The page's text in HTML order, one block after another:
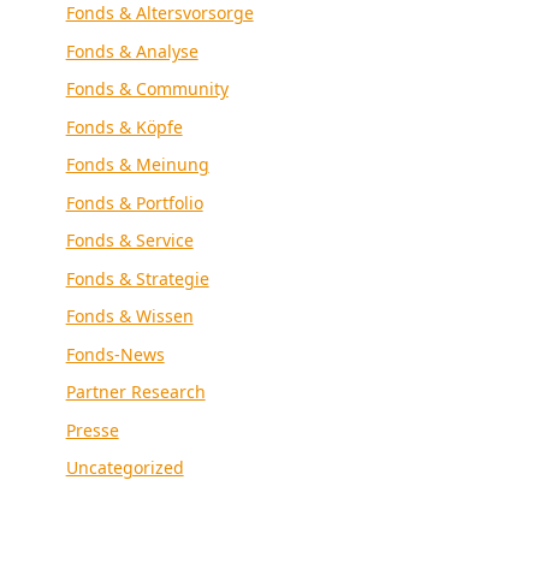
Fonds & Altersvorsorge
Fonds & Analyse
Fonds & Community
Fonds & Köpfe
Fonds & Meinung
Fonds & Portfolio
Fonds & Service
Fonds & Strategie
Fonds & Wissen
Fonds-News
Partner Research
Presse
Uncategorized